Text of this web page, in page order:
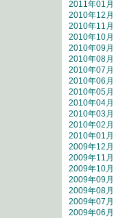
2011年01
2010年12
2010年11
2010年10
2010年09
2010年08
2010年07
2010年06
2010年05
2010年04
2010年03
2010年02
2010年01
2009年12
2009年11
2009年10
2009年09
2009年08
2009年07
2009年06